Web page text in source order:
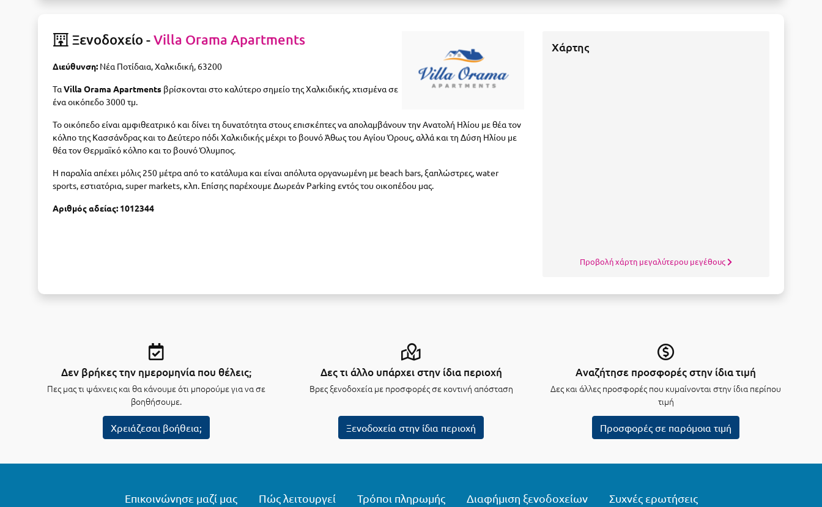
Ξενοδοχείο -Villa Orama Apartments
Διεύθυνση: Νέα Ποτίδαια, Χαλκιδική, 63200
ΤαVilla Orama Apartments βρίσκονται στο καλύτερο σημείο της Χαλκιδικής, χτισμένα σε
ένα οικόπεδο 3000 τμ.
To οικόπεδο είναι αμφιθεατρικό και δίνει τη δυνατότητα στους επισκέπτες να απολαμβάνουν την Ανατολή Ηλίου με θέα τον
κόλπο της Κασσάνδρας και το Δεύτερο πόδι Χαλκιδικής μέχρι το βουνό Άθως του Αγίου Όρους, αλλά και τη Δύση Ηλίου με
θέα τον Θερμαϊκό κόλπο και το βουνό Όλυμπος.
Η παραλία απέχει μόλις 250 μέτρα από το κατάλυμα και είναι απόλυτα οργανωμένη με beach bars, ξαπλώστρες,water
sports, εστιατόρια,super markets, κλπ. Επίσης παρέχουμε Δωρεάν Parking εντός του οικοπέδου μας.
Αριθμός αδείας: 1012344
Χάρτης
Προβολή χάρτη μεγαλύτερου μεγέθους
Δεν βρήκες την ημερομηνία που θέλεις;
Πες μας τι ψάχνεις και θα κάνουμε ότι μπορούμε για να σε
βοηθήσουμε.
Χρειάζεσαι βοήθεια;
Δες τι άλλο υπάρχει στην ίδια περιοχή
Βρες ξενοδοχεία με προσφορές σε κοντινή απόσταση
Ξενοδοχεία στην ίδια περιοχή
Αναζήτησε προσφορές στην ίδια τιμή
Δες και άλλες προσφορές που κυμαίνονται στην ίδια περίπου
τιμή
Προσφορές σε παρόμοια τιμή
Επικοινώνησε μαζί μας Πώς λειτουργεί Τρόποι πληρωμής Διαφήμιση ξενοδοχείων Συχνές ερωτήσεις